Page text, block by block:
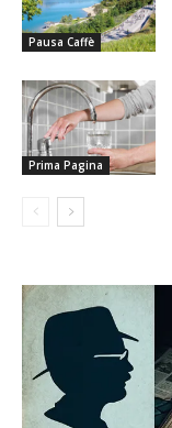
Pausa Caffè
Prima Pagina